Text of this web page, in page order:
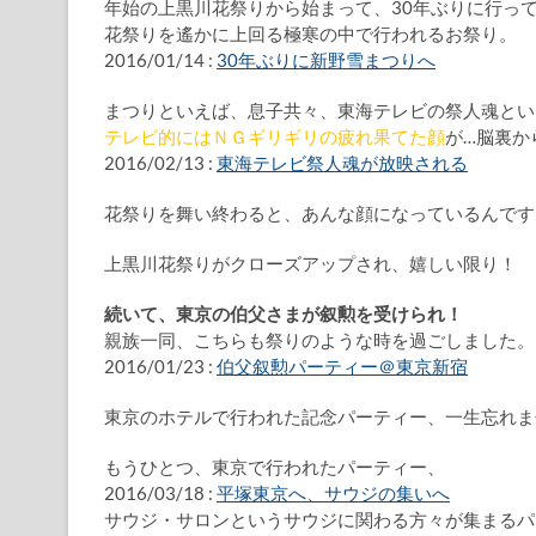
年始の上黒川花祭りから始まって、30年ぶりに行っ
花祭りを遙かに上回る極寒の中で行われるお祭り。
2016/01/14 : 30年ぶりに新野雪まつりへ
まつりといえば、息子共々、東海テレビの祭人魂と
テレビ的にはＮＧギリギリの疲れ果てた顔が…脳裏か
2016/02/13 : 東海テレビ祭人魂が放映される
花祭りを舞い終わると、あんな顔になっているんで
上黒川花祭りがクローズアップされ、嬉しい限り！
続いて、東京の伯父さまが叙勲を受けられ！
親族一同、こちらも祭りのような時を過ごしました。
2016/01/23 : 伯父叙勲パーティー＠東京新宿
東京のホテルで行われた記念パーティー、一生忘れ
もうひとつ、東京で行われたパーティー、
2016/03/18 : 平塚東京へ、サウジの集いへ
サウジ・サロンというサウジに関わる方々が集まる